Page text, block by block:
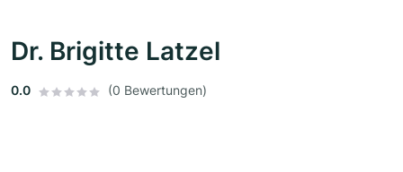
Dr. Brigitte Latzel
0.0 (0 Bewertungen)